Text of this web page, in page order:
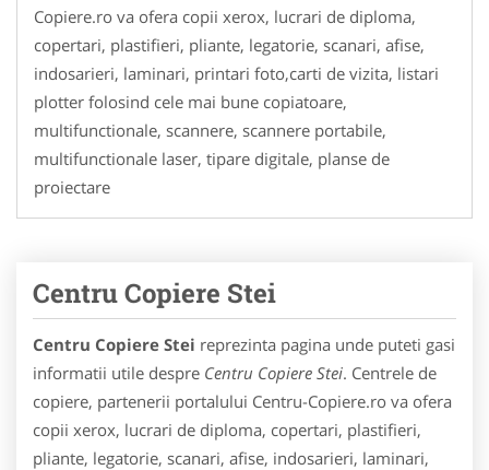
Copiere.ro va ofera copii xerox, lucrari de diploma,
copertari, plastifieri, pliante, legatorie, scanari, afise,
indosarieri, laminari, printari foto,carti de vizita, listari
plotter folosind cele mai bune copiatoare,
multifunctionale, scannere, scannere portabile,
multifunctionale laser, tipare digitale, planse de
proiectare
Centru Copiere Stei
Centru Copiere Stei reprezinta pagina unde puteti gasi
informatii utile despre Centru Copiere Stei. Centrele de
copiere, partenerii portalului Centru-Copiere.ro va ofera
copii xerox, lucrari de diploma, copertari, plastifieri,
pliante, legatorie, scanari, afise, indosarieri, laminari,